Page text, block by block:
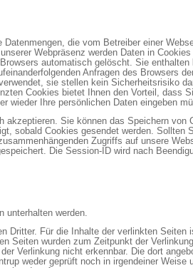
die vom Betreiber einer
Webpräsenz werden Daten in Cookies
automatisch gelöscht. Sie enthalten
Anfragen des Browsers
sie stellen kein Sicherheitsrisiko
Cookies bietet Ihnen den Vorteil, dass
wieder Ihre persönlichen Daten eingeben
Sie können das Speichern von
sobald Cookies gesendet werden. Sollten
Zugriffs auf unsere
Die Session-ID wird nach
unterhalten werden.
Dritter. Für die Inhalte der verlinkten Seiten
Seiten wurden zum Zeitpunkt der
Verlinkung nicht erkennbar. Die dort
weder geprüft noch in irgendeiner Weise